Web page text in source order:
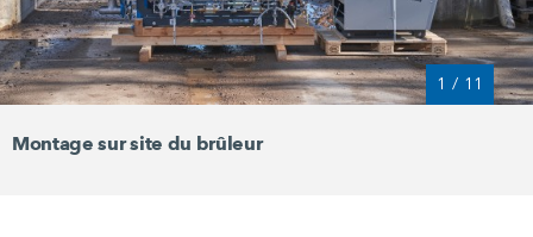
1 / 11
Montage sur site du brûleur